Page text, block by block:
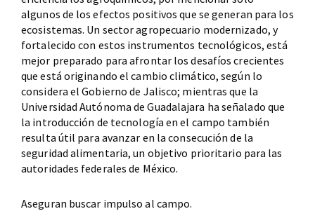
algunos de los efectos positivos que se generan para los
ecosistemas. Un sector agropecuario modernizado, y
fortalecido con estos instrumentos tecnológicos, está
mejor preparado para afrontar los desafíos crecientes
que está originando el cambio climático, según lo
considera el Gobierno de Jalisco; mientras que la
Universidad Autónoma de Guadalajara ha señalado que
la introducción de tecnología en el campo también
resulta útil para avanzar en la consecución de la
seguridad alimentaria, un objetivo prioritario para las
autoridades federales de México.
Aseguran buscar impulso al campo.